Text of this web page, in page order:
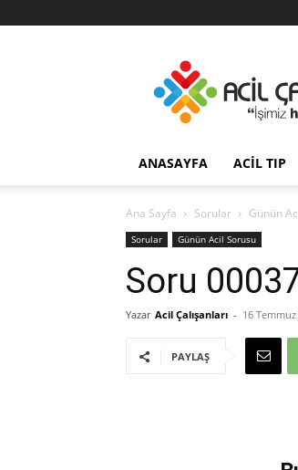
ANASAYFA ACIL TIP
Ana Sayfa Sorular Günün
Sorular Günün Acil Sorusu
Soru
Yazar Acil Çalışanları - 16
PAYLAŞ